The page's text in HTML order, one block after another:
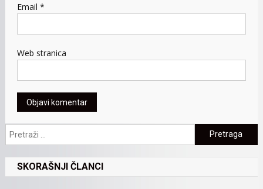
Email *
Web stranica
Pretraga:
SKORAŠNJI ČLANCI